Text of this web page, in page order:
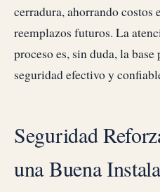
cerradura, ahorrando costos
reemplazos futuros. La
proceso es, sin duda, la base
seguridad efectivo y
Seguridad
una Buena